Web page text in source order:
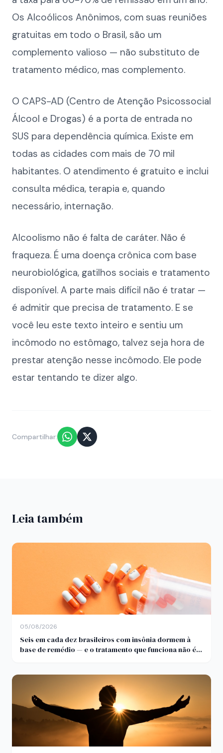
Os Alcoólicos Anônimos, com suas reuniões
gratuitas em todo o Brasil, são um
complemento valioso — não substituto de
tratamento médico, mas complemento.
O CAPS-AD (Centro de Atenção Psicossocial
Álcool e Drogas) é a porta de entrada no
SUS para dependência química. Existe em
todas as cidades com mais de 70 mil
habitantes. O atendimento é gratuito e inclui
consulta médica, terapia e, quando
necessário, internação.
Alcoolismo não é falta de caráter. Não é
fraqueza. É uma doença crônica com base
neurobiológica, gatilhos sociais e tratamento
disponível. A parte mais difícil não é tratar —
é admitir que precisa de tratamento. E se
você leu este texto inteiro e sentiu um
incômodo no estômago, talvez seja hora de
prestar atenção nesse incômodo. Ele pode
estar tentando te dizer algo.
Compartilhar:
Leia também
05/08/2026
Seis em cada dez brasileiros com insônia dormem à
base de remédio — e o tratamento que funciona não é